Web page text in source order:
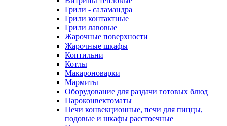
Грили - саламандра
Грили контактные
Грили лавовые
Жарочные поверхности
Жарочные шкафы
Коптильни
Котлы
Макароноварки
Мармиты
Оборудование для раздачи готовых блюд
Пароконвектоматы
Печи конвекционные, печи для пиццы,
подовые и шкафы расстоечные